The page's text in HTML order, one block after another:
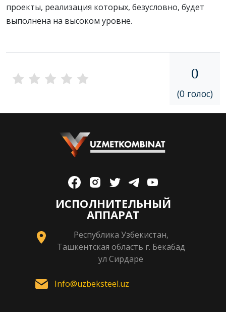
проекты, реализация которых, безусловно, будет
выполнена на высоком уровне.
0
(0 голос)
ИСПОЛНИТЕЛЬНЫЙ
АППАРАТ
Республика Узбекистан,
Ташкентская область г. Бекабад
ул Сирдаре
Info@uzbeksteel.uz